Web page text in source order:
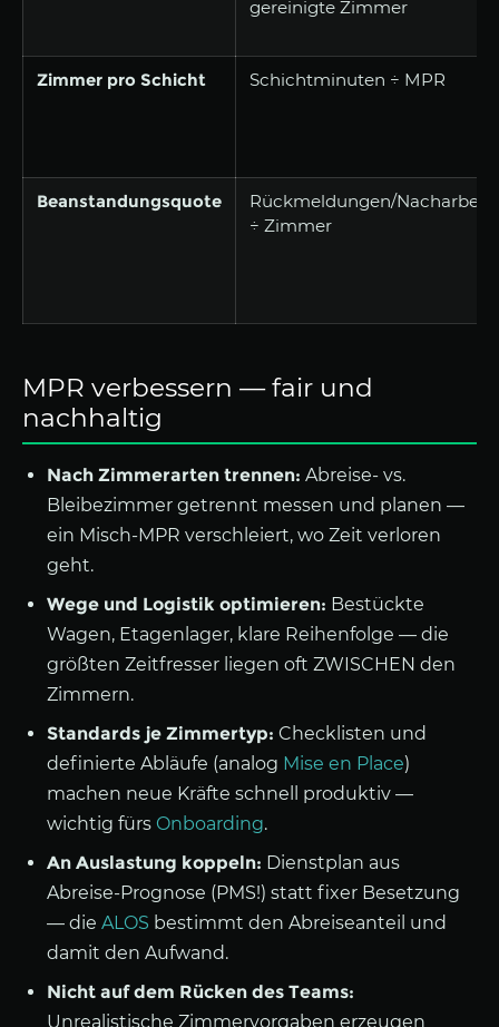
gereinigte Zimmer
Zimmer pro Schicht Schichtminuten ÷ MPR
Beanstandungsquote
Rückmeldungen/
÷ Zimmer
MPR verbessern — fair und
nachhaltig
Nach Zimmerarten trennen: Abreise- vs.
Bleibezimmer getrennt messen und planen —
ein Misch-MPR verschleiert, wo Zeit verloren
geht.
Wege und Logistik optimieren: Bestückte
Wagen, Etagenlager, klare Reihenfolge — die
größten Zeitfresser liegen oft ZWISCHEN den
Zimmern.
Standards je Zimmertyp: Checklisten und
definierte Abläufe (analog Mise en Place)
machen neue Kräfte schnell produktiv —
wichtig fürs Onboarding.
An Auslastung koppeln: Dienstplan aus
Abreise-Prognose (PMS!) statt fixer Besetzung
— die ALOS bestimmt den Abreiseanteil und
damit den Aufwand.
Nicht auf dem Rücken des Teams:
Unrealistische Zimmervorgaben erzeugen